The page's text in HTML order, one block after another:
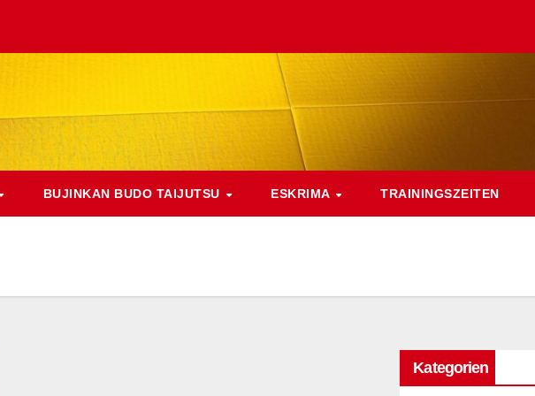
BUJINKAN BUDO TAIJUTSU ESKRIMA TRAININGSZEITEN
Kategorien